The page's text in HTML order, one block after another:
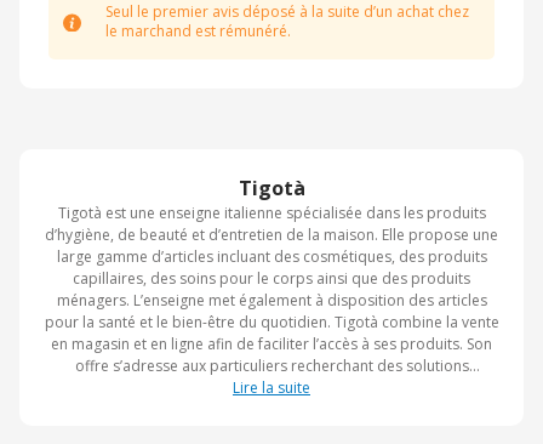
Tigotà
Tigotà est une enseigne italienne spécialisée dans les produits
d’hygiène, de beauté et d’entretien de la maison. Elle propose une
large gamme d’articles incluant des cosmétiques, des produits
capillaires, des soins pour le corps ainsi que des produits
ménagers. L’enseigne met également à disposition des articles
pour la santé et le bien-être du quotidien. Tigotà combine la vente
en magasin et en ligne afin de faciliter l’accès à ses produits. Son
offre s’adresse aux particuliers recherchant des solutions
pratiques pour l’hygiène personnelle et l’entretien domestique. La
Lire la suite
Seul le premier avis déposé à la suite d’un achat chez
le marchand est rémunéré.